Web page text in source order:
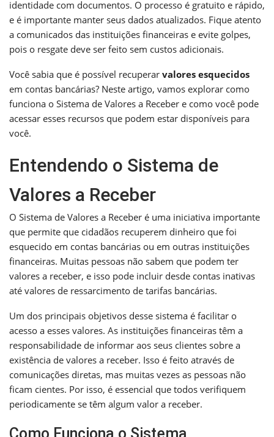
identidade com documentos. O processo é gratuito e rápido,
e é importante manter seus dados atualizados. Fique atento
a comunicados das instituições financeiras e evite golpes,
pois o resgate deve ser feito sem custos adicionais.
Você sabia que é possível recuperar valores esquecidos
em contas bancárias? Neste artigo, vamos explorar como
funciona o Sistema de Valores a Receber e como você pode
acessar esses recursos que podem estar disponíveis para
você.
Entendendo o Sistema de
Valores a Receber
O Sistema de Valores a Receber é uma iniciativa importante
que permite que cidadãos recuperem dinheiro que foi
esquecido em contas bancárias ou em outras instituições
financeiras. Muitas pessoas não sabem que podem ter
valores a receber, e isso pode incluir desde contas inativas
até valores de ressarcimento de tarifas bancárias.
Um dos principais objetivos desse sistema é facilitar o
acesso a esses valores. As instituições financeiras têm a
responsabilidade de informar aos seus clientes sobre a
existência de valores a receber. Isso é feito através de
comunicações diretas, mas muitas vezes as pessoas não
ficam cientes. Por isso, é essencial que todos verifiquem
periodicamente se têm algum valor a receber.